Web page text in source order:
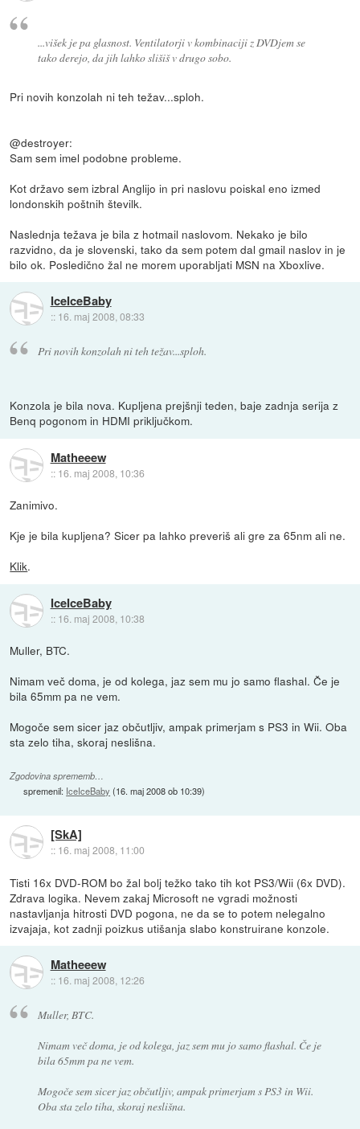
...višek je pa glasnost. Ventilatorji v kombinaciji z DVDjem se
tako derejo, da jih lahko slišiš v drugo sobo.
Pri novih konzolah ni teh težav...sploh.
@destroyer:
Sam sem imel podobne probleme.
Kot državo sem izbral Anglijo in pri naslovu poiskal eno izmed
londonskih poštnih številk.
Naslednja težava je bila z hotmail naslovom. Nekako je bilo
razvidno, da je slovenski, tako da sem potem dal gmail naslov in je
bilo ok. Posledično žal ne morem uporabljati MSN na Xboxlive.
IceIceBaby
:: 16. maj 2008, 08:33
Pri novih konzolah ni teh težav...sploh.
Konzola je bila nova. Kupljena prejšnji teden, baje zadnja serija z
Benq pogonom in HDMI priključkom.
Matheeew
:: 16. maj 2008, 10:36
Zanimivo.
Kje je bila kupljena? Sicer pa lahko preveriš ali gre za 65nm ali ne.
Klik.
IceIceBaby
:: 16. maj 2008, 10:38
Muller, BTC.
Nimam več doma, je od kolega, jaz sem mu jo samo flashal. Če je
bila 65mm pa ne vem.
Mogoče sem sicer jaz občutljiv, ampak primerjam s PS3 in Wii. Oba
sta zelo tiha, skoraj neslišna.
Zgodovina sprememb…
spremenil: IceIceBaby (16. maj 2008 ob 10:39)
[SkA]
:: 16. maj 2008, 11:00
Tisti 16x DVD-ROM bo žal bolj težko tako tih kot PS3/Wii (6x DVD).
Zdrava logika. Nevem zakaj Microsoft ne vgradi možnosti
nastavljanja hitrosti DVD pogona, ne da se to potem nelegalno
izvajaja, kot zadnji poizkus utišanja slabo konstruirane konzole.
Matheeew
:: 16. maj 2008, 12:26
Muller, BTC.
Nimam več doma, je od kolega, jaz sem mu jo samo flashal. Če je
bila 65mm pa ne vem.
Mogoče sem sicer jaz občutljiv, ampak primerjam s PS3 in Wii.
Oba sta zelo tiha, skoraj neslišna.